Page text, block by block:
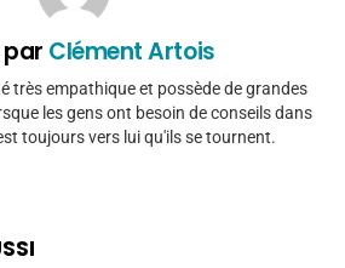
par Clément Artois
très empathique et possède de grandes
les gens ont besoin de conseils dans
toujours vers lui qu'ils se tournent.